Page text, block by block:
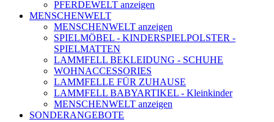
PFERDEWELT anzeigen
MENSCHENWELT
MENSCHENWELT anzeigen
SPIELMÖBEL - KINDERSPIELPOLSTER -
SPIELMATTEN
LAMMFELL BEKLEIDUNG - SCHUHE
WOHNACCESSORIES
LAMMFELLE FÜR ZUHAUSE
LAMMFELL BABYARTIKEL - Kleinkinder
MENSCHENWELT anzeigen
SONDERANGEBOTE